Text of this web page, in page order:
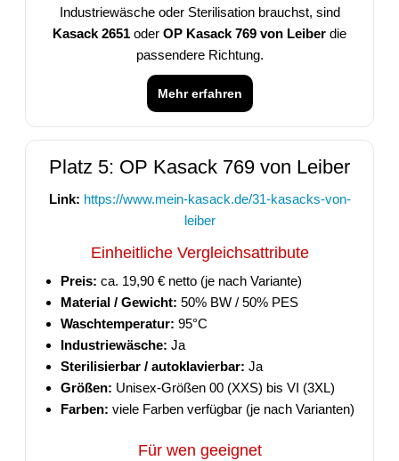
Industriewäsche oder Sterilisation brauchst, sind
Kasack 2651 oder OP Kasack 769 von Leiber die
passendere Richtung.
Mehr erfahren
Platz 5: OP Kasack 769 von Leiber
Link: https://www.mein-kasack.de/31-kasacks-von-
leiber
Einheitliche Vergleichsattribute
Preis: ca. 19,90 € netto (je nach Variante)
Material / Gewicht: 50% BW / 50% PES
Waschtemperatur: 95°C
Industriewäsche: Ja
Sterilisierbar / autoklavierbar: Ja
Größen: Unisex-Größen 00 (XXS) bis VI (3XL)
Farben: viele Farben verfügbar (je nach Varianten)
Für wen geeignet